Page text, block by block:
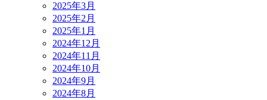
2025年3月
2025年2月
2025年1月
2024年12月
2024年11月
2024年10月
2024年9月
2024年8月